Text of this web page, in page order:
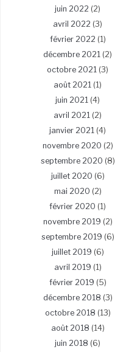
juin 2022 (2)
avril 2022 (3)
février 2022 (1)
décembre 2021 (2)
octobre 2021 (3)
août 2021 (1)
juin 2021 (4)
avril 2021 (2)
janvier 2021 (4)
novembre 2020 (2)
septembre 2020 (8)
juillet 2020 (6)
mai 2020 (2)
février 2020 (1)
novembre 2019 (2)
septembre 2019 (6)
juillet 2019 (6)
avril 2019 (1)
février 2019 (5)
décembre 2018 (3)
octobre 2018 (13)
août 2018 (14)
juin 2018 (6)